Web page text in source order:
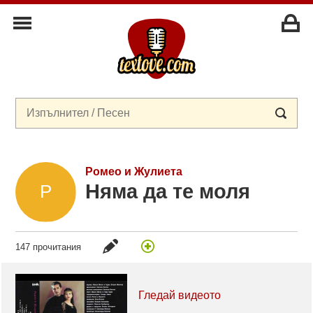
Ромео и Жулиета
Няма да те моля
147 прочитания
Гледай видеото